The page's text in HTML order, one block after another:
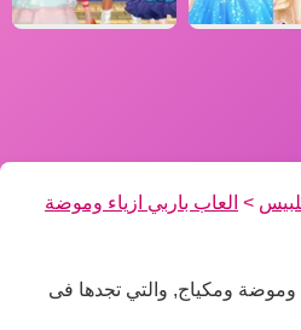
> العاب باربي ازياء وموضة
وموضة ومكياج, والتي تجدها فى